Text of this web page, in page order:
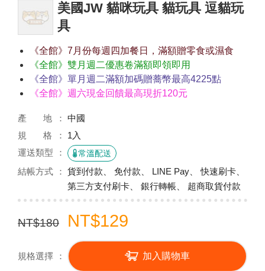
美國JW 貓咪玩具 貓玩具 逗貓玩
具
《全館》7月份每週四加餐日，滿額贈零食或濕食
《全館》雙月週二優惠卷滿額即領即用
《全館》單月週二滿額加碼贈蕎幣最高4225點
《全館》週六現金回饋最高現折120元
產 地
中國
規 格
1入
運送類型
常溫配送
結帳方式
貨到付款、 免付款、 LINE Pay、 快速刷卡、
第三方支付刷卡、 銀行轉帳、 超商取貨付款
NT$180 NT$129
規格選擇 加入購物車